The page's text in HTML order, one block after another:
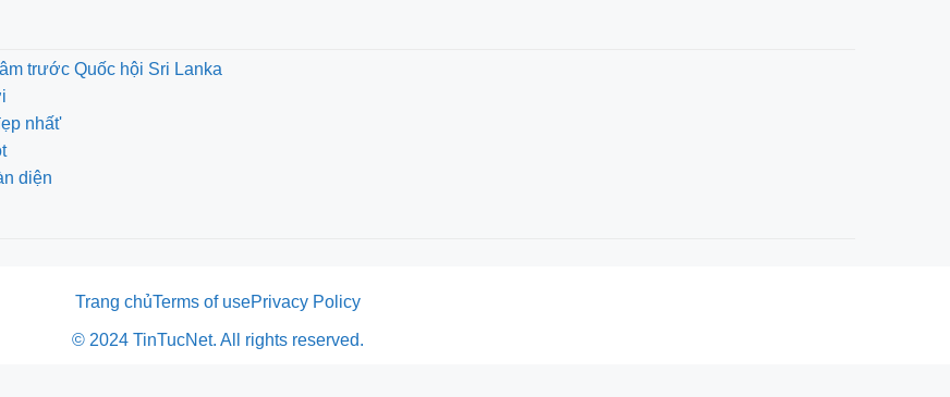
trước Quốc hội Sri Lanka
nhất'
diện
Trang chủTerms of usePrivacy Policy
© 2024 TinTucNet. All rights reserved.